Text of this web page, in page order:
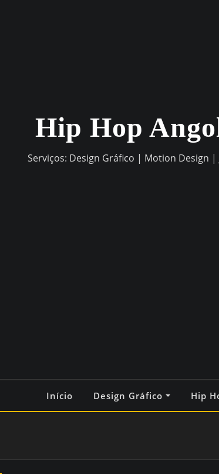
Hip Hop
Serviços: Design Gráfico | Motion Design
Início Design Gráfico Hip